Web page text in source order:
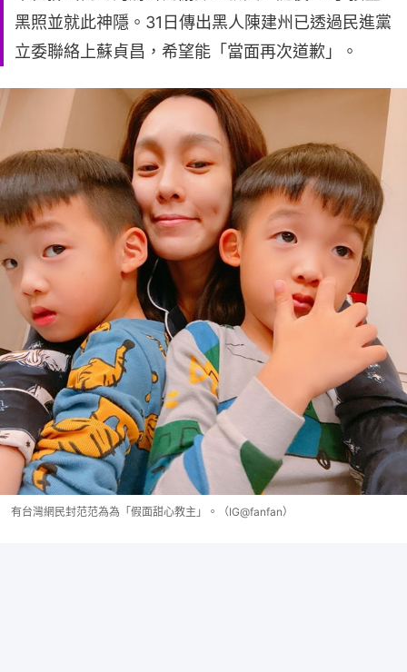
黑照並就此神隱。31日傳出黑人陳建州已透過民進黨
立委聯絡上蘇貞昌，希望能「當面再次道歉」。
有台灣網民封范范為為「假面甜心教主」。（IG@fanfan）